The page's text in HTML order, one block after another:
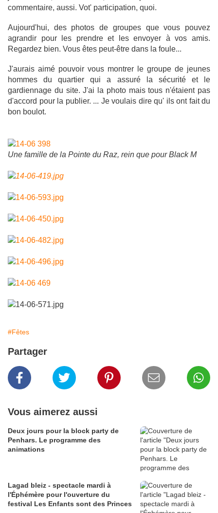
commentaire, aussi. Vot' participation, quoi.
Aujourd'hui, des photos de groupes que vous pouvez
agrandir pour les prendre et les envoyer à vos amis.
Regardez bien. Vous êtes peut-être dans la foule...
J'aurais aimé pouvoir vous montrer le groupe de jeunes
hommes du quartier qui a assuré la sécurité et le
gardiennage du site. J'ai la photo mais tous n'étaient pas
d'accord pour la publier. ... Je voulais dire qu' ils ont fait du
bon boulot.
Une famille de la Pointe du Raz, rein que pour Black M
#Fêtes
Partager
Vous aimerez aussi
Deux jours pour la block party de
Penhars. Le programme des
animations
Lagad bleiz - spectacle mardi à
l'Éphémère pour l'ouverture du
festival Les Enfants sont des Princes